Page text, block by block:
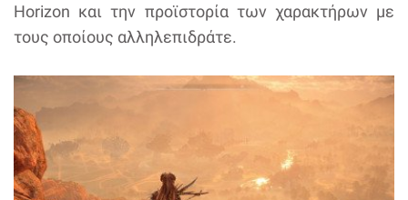
Horizon και την προϊστορία των χαρακτήρων με
τους οποίους αλληλεπιδράτε.